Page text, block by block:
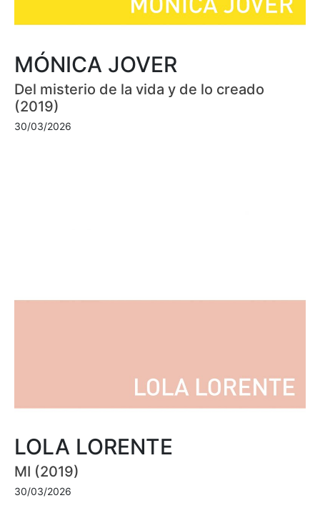
MÓNICA JOVER
Del misterio de la vida y de lo creado
(2019)
30/03/2026
LOLA LORENTE
MI (2019)
30/03/2026